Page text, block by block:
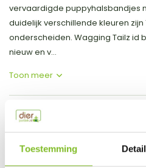
Toestemming
vervaardigde puppyhalsbandjes
duidelijk verschillende kleuren zijn
onderscheiden. Wagging Tailz id
nieuw en v...
Toon meer
Productspecificaties